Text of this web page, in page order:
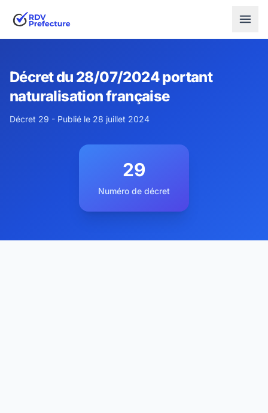
Décret du 28/07/2024 portant
naturalisation française
Décret 29 - Publié le 28 juillet 2024
29
Numéro de décret